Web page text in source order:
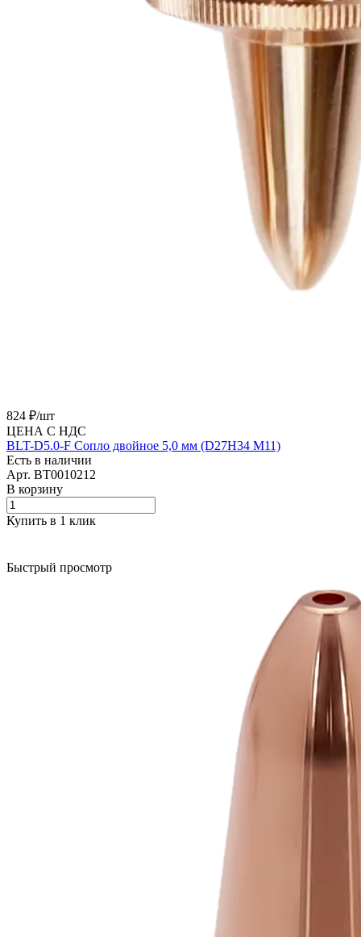
824 ₽/шт
ЦЕНА С НДС
BLT-D5.0-F Сопло двойное 5,0 мм (D27H34 M11)
Есть в наличии
Арт. BT0010212
В корзину
Купить в 1 клик
Быстрый просмотр